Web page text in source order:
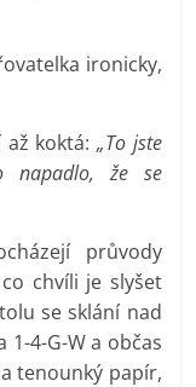
ironicky,
koktá: „To jste
napadlo, že se
průvody
chvíli je slyšet
se sklání nad
4-G-W a občas
tenounký papír,